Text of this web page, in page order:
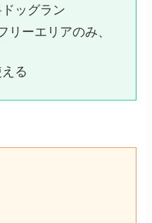
ッグラン
リーエリアのみ、
る